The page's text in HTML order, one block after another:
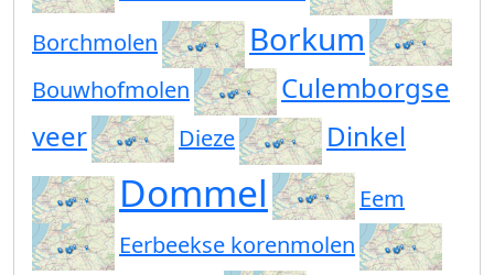
Borchmolen
Borkum
Bouwhofmolen
Culemborgse
veer
Dieze Dinkel
Dommel
Eem
Eerbeekse korenmolen